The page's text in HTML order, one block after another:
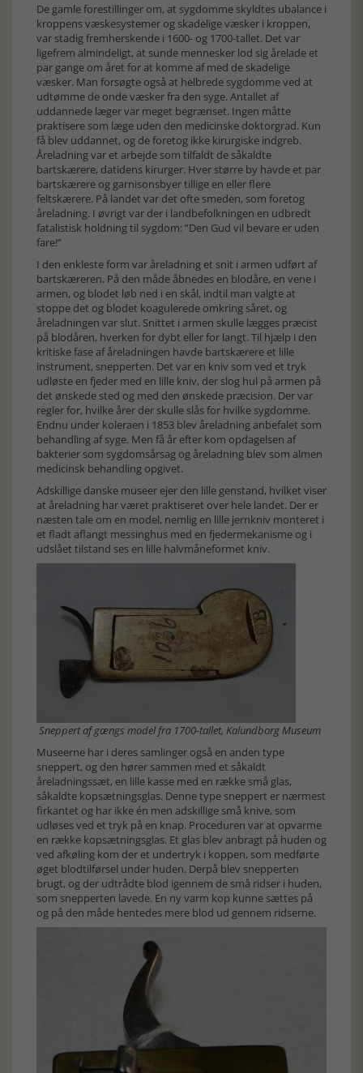
De gamle forestillinger om, at sygdomme skyldtes ubalance i
kroppens væskesystemer og skadelige væsker i kroppen,
var stadig fremherskende i 1600- og 1700-tallet. Det var
ligefrem almindeligt, at sunde mennesker lod sig årelade et
par gange om året for at komme af med de skadelige
væsker. Man forsøgte også at helbrede sygdomme ved at
udtømme de onde væsker fra den syge. Antallet af
uddannede læger var meget begrænset. Ingen måtte
praktisere som læge uden den medicinske doktorgrad. Kun
få blev uddannet, og de foretog ikke kirurgiske indgreb.
Åreladning var et arbejde som tilfaldt de såkaldte
bartskærere, datidens kirurger. Hver større by havde et par
bartskærere og garnisonsbyer tillige en eller flere
feltskærere. På landet var det ofte smeden, som foretog
åreladning. I øvrigt var der i landbefolkningen en udbredt
fatalistisk holdning til sygdom: ”Den Gud vil bevare er uden
fare!”
I den enkleste form var åreladning et snit i armen udført af
bartskæreren. På den måde åbnedes en blodåre, en vene i
armen, og blodet løb ned i en skål, indtil man valgte at
stoppe det og blodet koagulerede omkring såret, og
åreladningen var slut. Snittet i armen skulle lægges præcist
på blodåren, hverken for dybt eller for langt. Til hjælp i den
kritiske fase af åreladningen havde bartskærere et lille
instrument, snepperten. Det var en kniv som ved et tryk
udløste en fjeder med en lille kniv, der slog hul på armen på
det ønskede sted og med den ønskede præcision. Der var
regler for, hvilke årer der skulle slås for hvilke sygdomme.
Endnu under koleraen i 1853 blev åreladning anbefalet som
behandling af syge. Men få år efter kom opdagelsen af
bakterier som sygdomsårsag og åreladning blev som almen
medicinsk behandling opgivet.
Adskillige danske museer ejer den lille genstand, hvilket viser
at åreladning har været praktiseret over hele landet. Der er
næsten tale om en model, nemlig en lille jernkniv monteret i
et fladt aflangt messinghus med en fjedermekanisme og i
udslået tilstand ses en lille halvmåneformet kniv.
Sneppert af gængs model fra 1700-tallet, Kalundborg Museum
Museerne har i deres samlinger også en anden type
sneppert, og den hører sammen med et såkaldt
åreladningssæt, en lille kasse med en række små glas,
såkaldte kopsætningsglas. Denne type sneppert er nærmest
firkantet og har ikke én men adskillige små knive, som
udløses ved et tryk på en knap. Proceduren var at opvarme
en række kopsætningsglas. Et glas blev anbragt på huden og
ved afkøling kom der et undertryk i koppen, som medførte
øget blodtilførsel under huden. Derpå blev snepperten
brugt, og der udtrådte blod igennem de små ridser i huden,
som snepperten lavede. En ny varm kop kunne sættes på
og på den måde hentedes mere blod ud gennem ridserne.